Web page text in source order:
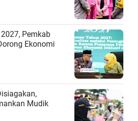
Pemkab
Ekonomi
Mudik